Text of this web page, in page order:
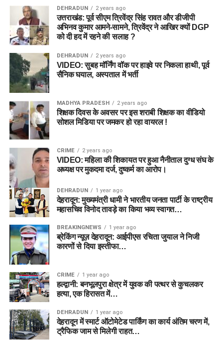
DEHRADUN 2 years ago
उत्तराखंड: पूर्व सीएम त्रिवेंद्र सिंह रावत और डीजीपी
अभिनव कुमार आमने-सामने, त्रिवेंद्र ने आखिर क्यों DGP
को दी हद में रहने की सलाह ?
DEHRADUN 2 years ago
VIDEO: सुबह मॉर्निंग वॉक पर हाइवे पर निकला हाथी, पूर्व
सैनिक घयाल, अस्पताल में भर्ती
MADHYA PRADESH 2 years ago
शिक्षक दिवस के अवसर पर इस शराबी शिक्षक का वीडियो
सोशल मिडिया पर जमकर हो रहा वायरल !
CRIME 2 years ago
VIDEO: महिला की शिकायत पर हुआ नैनीताल दुग्ध संघ के
अध्यक्ष पर मुकदमा दर्ज, दुष्कर्म का आरोप।
DEHRADUN 1 year ago
देहरादून: मुख्यमंत्री धामी ने भारतीय जनता पार्टी के राष्ट्रीय
महासचिव विनोद तावड़े का किया भव्य स्वागत…
BREAKINGNEWS 1 year ago
ब्रेकिंग न्यूज़ देहरादून: आईपीएस रचिता जुयाल ने निजी
कारणों से दिया इस्तीफा…
CRIME 1 year ago
हल्द्वानी: बनभूलपुरा क्षेत्र में युवक की पत्थर से कुचलकर
हत्या, एक हिरासत में…
DEHRADUN 1 year ago
देहरादून में स्मार्ट ऑटोमेटेड पार्किंग का कार्य अंतिम चरण में,
ट्रैफिक जाम से मिलेगी राहत…